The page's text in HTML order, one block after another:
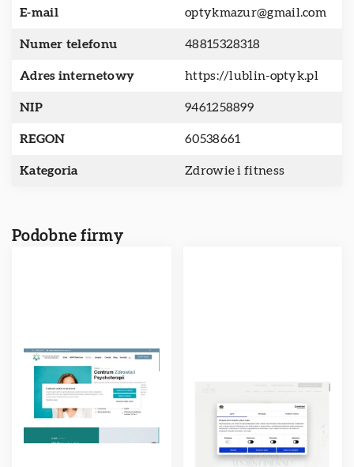
E-mail optykmazur@gmail.com
Numer telefonu 48815328318
Adres internetowy https://lublin-optyk.pl
NIP 9461258899
REGON 60538661
Kategoria Zdrowie i fitness
Podobne firmy